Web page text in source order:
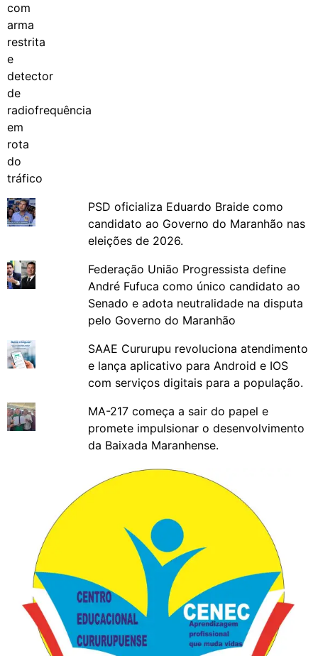
PSD oficializa Eduardo Braide como
candidato ao Governo do Maranhão nas
eleições de 2026.
Federação União Progressista define
André Fufuca como único candidato ao
Senado e adota neutralidade na disputa
pelo Governo do Maranhão
SAAE Cururupu revoluciona atendimento
e lança aplicativo para Android e IOS
com serviços digitais para a população.
MA-217 começa a sair do papel e
promete impulsionar o desenvolvimento
da Baixada Maranhense.